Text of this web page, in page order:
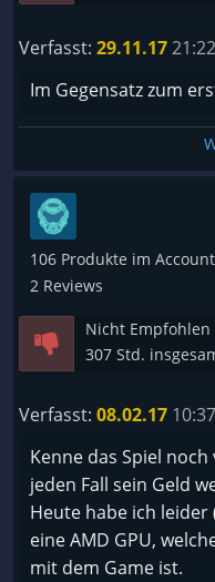
Verfasst: 29.11.1721:22
Im Gegensatz zum
106 Produkte im Account
2 Reviews
Nicht Empfohlen
307 Std.
Verfasst: 08.02.17 10:37
Kenne das Spiel
jeden Fall sein Geld
Heute habe ich leider
eine AMD GPU,
mit dem Game ist.